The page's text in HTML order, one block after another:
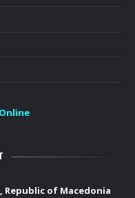
Republic of Macedonia